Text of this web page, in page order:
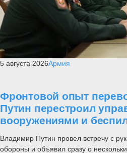
5 августа 2026Армия
Фронтовой опыт
Путин перестроил
вооружениями и
Владимир Путин провел встречу с
обороны и объявил сразу о